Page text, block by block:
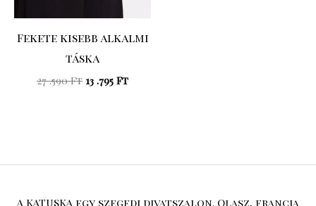
Fekete kisebb alkalmi
táska
27 .590Ft 13 .795 Ft
A KATUSKA egy szegedi divatszalon. Olasz, francia